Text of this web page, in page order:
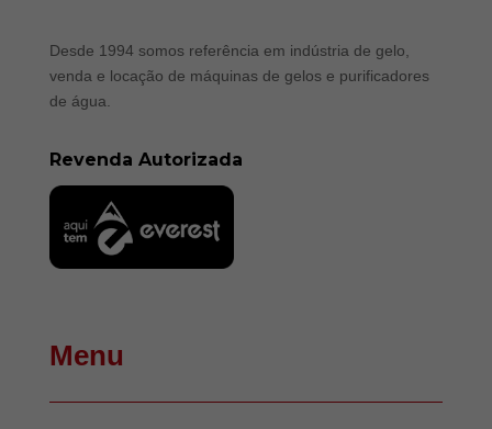
Desde 1994 somos referência em indústria de gelo,
venda e locação de máquinas de gelos e purificadores
de água.
Revenda Autorizada
Menu